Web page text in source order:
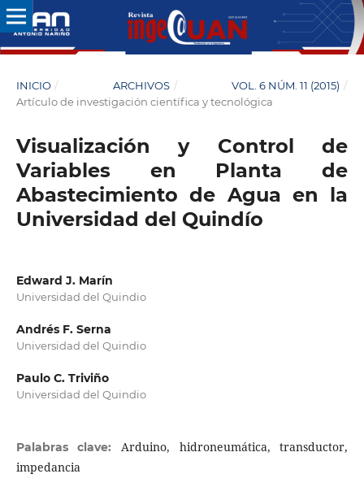
INICIO / ARCHIVOS / VOL. 6 NÚM. 11 (2015) /
Artículo de investigación científica y tecnológica
Visualización y Control de
Variables en Planta de
Abastecimiento de Agua en la
Universidad del Quindío
Edward J. Marín
Universidad del Quindio
Andrés F. Serna
Universidad del Quindio
Paulo C. Triviño
Universidad del Quindio
Palabras clave: Arduino, hidroneumática, transductor,
impedancia